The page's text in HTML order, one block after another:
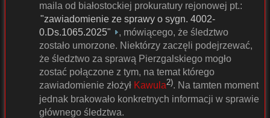
maila od białostockiej prokuratury rejonowej pt.:
"zawiadomienie ze sprawy o sygn. 4002-
0.Ds.1065.2025"
, mówiącego, że śledztwo
zostało umorzone. Niektórzy zaczęli podejrzewać,
że śledztwo za sprawą Pierzgalskiego mogło
zostać połączone z tym, na temat którego
zawiadomienie złożył Kawula2). Na tamten moment
jednak brakowało konkretnych informacji w sprawie
głównego śledztwa.